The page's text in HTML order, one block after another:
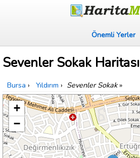
Önemli Yerler
Sevenler Sokak Haritası
Bursa › Yıldırım › Sevenler Sokak»
+
−